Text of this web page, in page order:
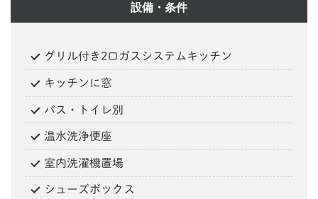
設備・条件
グリル付き2口ガスシステムキッチン
キッチンに窓
バス・トイレ別
温水洗浄便座
室内洗濯機置場
シューズボックス